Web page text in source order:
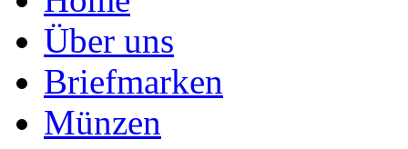
Über uns
Briefmarken
Münzen